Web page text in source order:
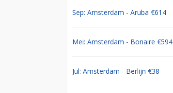
Sep: Amsterdam - Aruba €614
Mei: Amsterdam - Bonaire €594
Jul: Amsterdam - Berlijn €38